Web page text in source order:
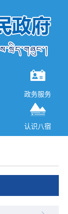
政务服务
认识八宿